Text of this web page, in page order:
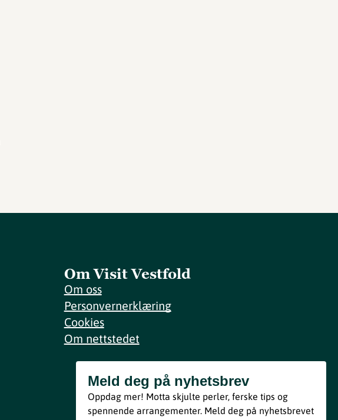
Om Visit Vestfold
Om oss
Personvernerklæring
Cookies
Om nettstedet
Meld deg på nyhetsbrev
Bli med
Meld deg på nyhetsbrev
Oppdag mer! Motta skjulte perler, ferske tips og
spennende arrangementer. Meld deg på nyhetsbrevet